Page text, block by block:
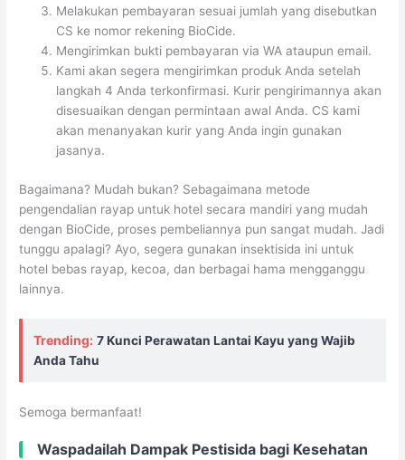
Melakukan pembayaran sesuai jumlah yang disebutkan
CS ke nomor rekening BioCide.
Mengirimkan bukti pembayaran via WA ataupun email.
Kami akan segera mengirimkan produk Anda setelah
langkah 4 Anda terkonfirmasi. Kurir pengirimannya akan
disesuaikan dengan permintaan awal Anda. CS kami
akan menanyakan kurir yang Anda ingin gunakan
jasanya.
Bagaimana? Mudah bukan? Sebagaimana metode
pengendalian rayap untuk hotel secara mandiri yang mudah
dengan BioCide, proses pembeliannya pun sangat mudah. Jadi
tunggu apalagi? Ayo, segera gunakan insektisida ini untuk
hotel bebas rayap, kecoa, dan berbagai hama mengganggu
lainnya.
Trending: 7 Kunci Perawatan Lantai Kayu yang Wajib
Anda Tahu
Semoga bermanfaat!
Waspadailah Dampak Pestisida bagi Kesehatan